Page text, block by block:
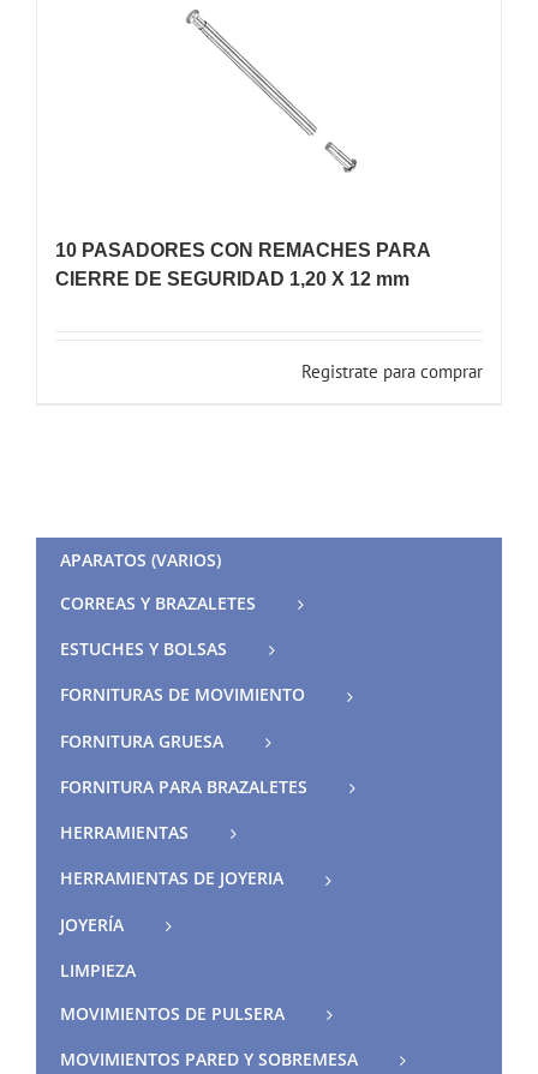
10 PASADORES CON REMACHES PARA
CIERRE DE SEGURIDAD 1,20 X 12 mm
Registrate para comprar
APARATOS (VARIOS)
CORREAS Y BRAZALETES
ESTUCHES Y BOLSAS
FORNITURAS DE MOVIMIENTO
FORNITURA GRUESA
FORNITURA PARA BRAZALETES
HERRAMIENTAS
HERRAMIENTAS DE JOYERIA
JOYERÍA
LIMPIEZA
MOVIMIENTOS DE PULSERA
MOVIMIENTOS PARED Y SOBREMESA